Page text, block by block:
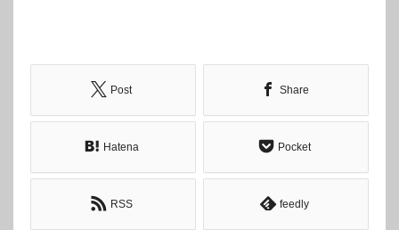
Post Share
Hatena Pocket
RSS feedly